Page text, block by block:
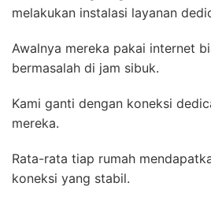
melakukan instalasi layanan
Awalnya mereka pakai internet
bermasalah di jam sibuk.
Kami ganti dengan koneksi
mereka.
Rata-rata tiap rumah
koneksi yang stabil.